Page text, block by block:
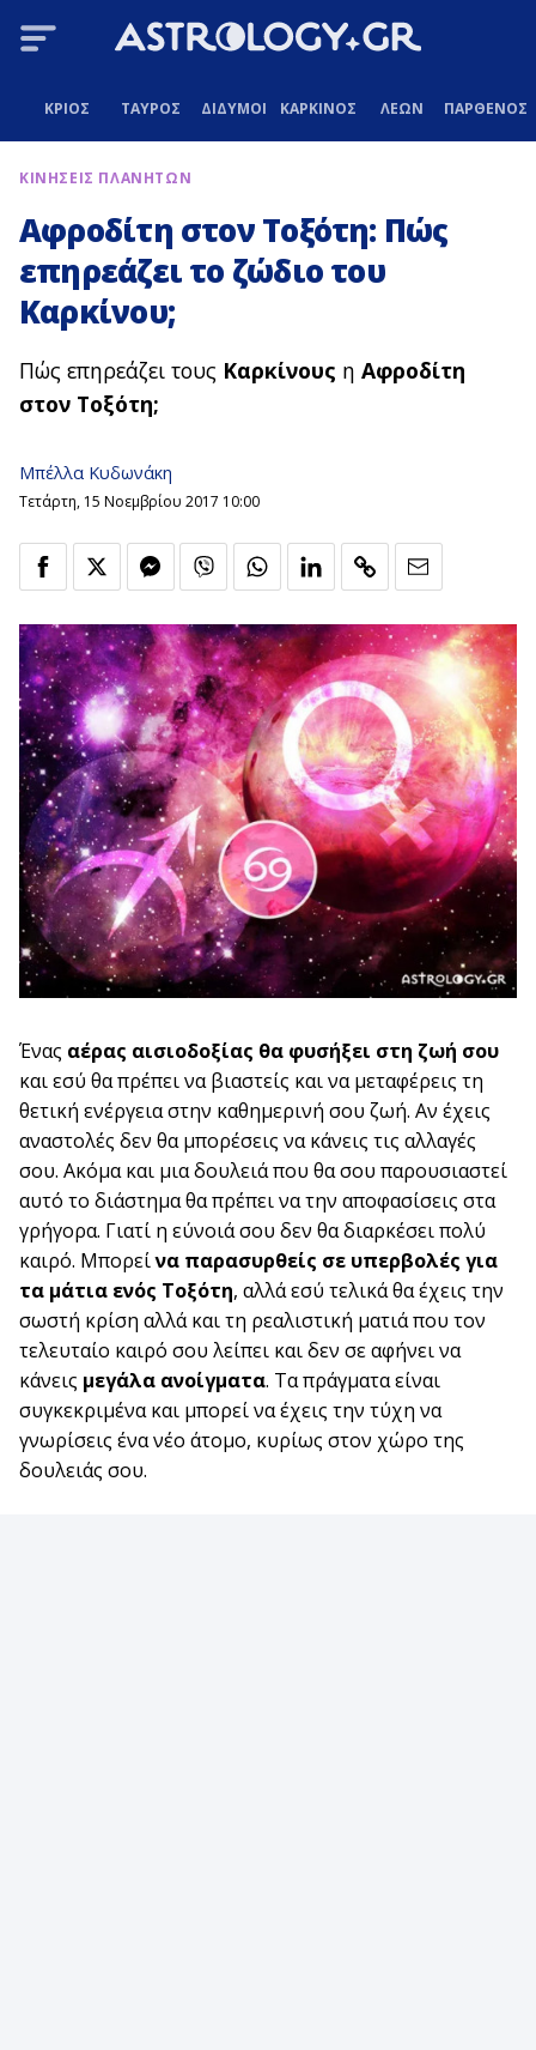
ΚΡΙΟΣ ΤΑΥΡΟΣ ΔΙΔΥΜΟΙ ΚΑΡΚΙΝΟΣ ΛΕΩΝ ΠΑΡΘΕΝΟΣ
ΚΙΝΗΣΕΙΣ ΠΛΑΝΗΤΩΝ
Αφροδίτη στον Τοξότη: Πώς
επηρεάζει το ζώδιο του
Καρκίνου;
Πώς επηρεάζει τους Καρκίνους η Αφροδίτη
στον Τοξότη;
Μπέλλα Κυδωνάκη
Τετάρτη, 15 Νοεμβρίου 2017 10:00
Ένας αέρας αισιοδοξίας θα φυσήξει στη ζωή σου
και εσύ θα πρέπει να βιαστείς και να μεταφέρεις τη
θετική ενέργεια στην καθημερινή σου ζωή. Αν έχεις
αναστολές δεν θα μπορέσεις να κάνεις τις αλλαγές
σου. Ακόμα και μια δουλειά που θα σου παρουσιαστεί
αυτό το διάστημα θα πρέπει να την αποφασίσεις στα
γρήγορα. Γιατί η εύνοιά σου δεν θα διαρκέσει πολύ
καιρό. Μπορείνα παρασυρθείς σε υπερβολές για
τα μάτια ενός Τοξότη, αλλά εσύ τελικά θα έχεις την
σωστή κρίση αλλά και τη ρεαλιστική ματιά που τον
τελευταίο καιρό σου λείπει και δεν σε αφήνει να
κάνεις μεγάλα ανοίγματα. Τα πράγματα είναι
συγκεκριμένα και μπορεί να έχεις την τύχη να
γνωρίσεις ένα νέο άτομο, κυρίως στον χώρο της
δουλειάς σου.